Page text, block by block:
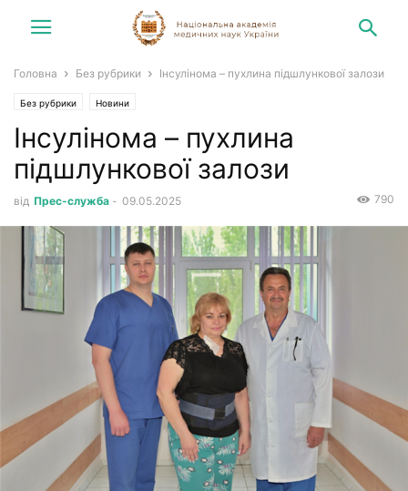
Головна Без рубрики Інсулінома – пухлина підшлункової залози
Без рубрики Новини
Інсулінома – пухлина
підшлункової залози
від Прес-служба - 09.05.2025 790